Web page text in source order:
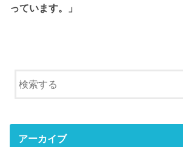
っています。」
アーカイブ